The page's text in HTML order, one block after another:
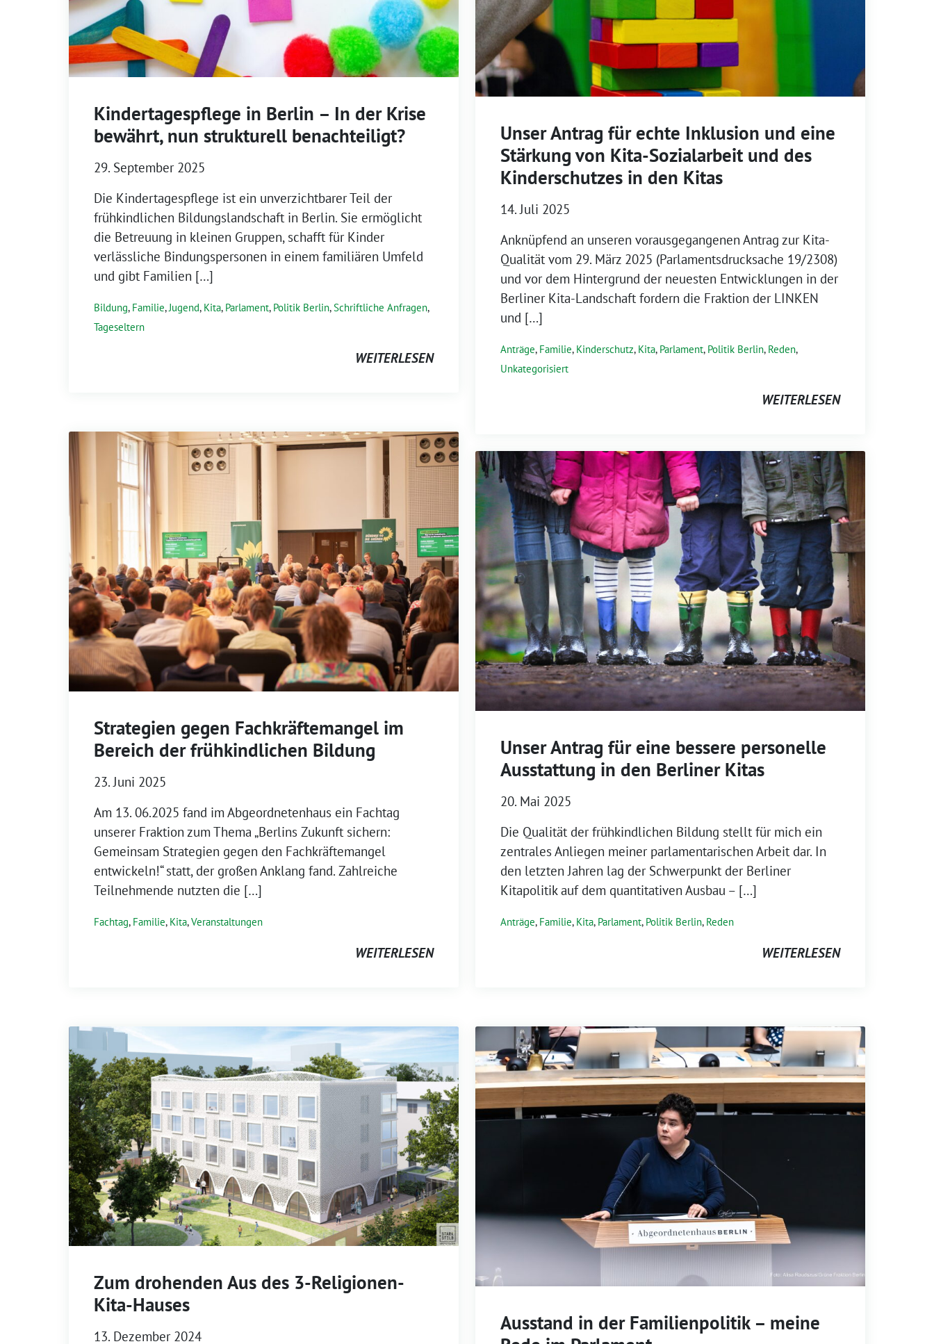
Kindertagespflege in Berlin – In der Krise
bewährt, nun strukturell benachteiligt?
29. September 2025
Die Kindertagespflege ist ein unverzichtbarer Teil der
frühkindlichen Bildungslandschaft in Berlin. Sie ermöglicht
die Betreuung in kleinen Gruppen, schafft für Kinder
verlässliche Bindungspersonen in einem familiären Umfeld
und gibt Familien […]
Bildung, Familie,Jugend, Kita, Parlament, Politik Berlin,Schriftliche Anfragen,
Tageseltern
WEITERLESEN
Unser Antrag für echte Inklusion und eine
Stärkung von Kita-Sozialarbeit und des
Kinderschutzes in den Kitas
14. Juli 2025
Anknüpfend an unseren vorausgegangenen Antrag zur Kita-
Qualität vom 29. März 2025 (Parlamentsdrucksache 19/2308)
und vor dem Hintergrund der neuesten Entwicklungen in der
Berliner Kita-Landschaft fordern die Fraktion der LINKEN
und […]
Anträge, Familie, Kinderschutz, Kita, Parlament, Politik Berlin, Reden,
Unkategorisiert
WEITERLESEN
Strategien gegen Fachkräftemangel im
Bereich der frühkindlichen Bildung
23. Juni 2025
Am 13. 06.2025 fand im Abgeordnetenhaus ein Fachtag
unserer Fraktion zum Thema „Berlins Zukunft sichern:
Gemeinsam Strategien gegen den Fachkräftemangel
entwickeln!“ statt, der großen Anklang fand. Zahlreiche
Teilnehmende nutzten die […]
Fachtag, Familie, Kita,Veranstaltungen
WEITERLESEN
Unser Antrag für eine bessere personelle
Ausstattung in den Berliner Kitas
20. Mai 2025
Die Qualität der frühkindlichen Bildung stellt für mich ein
zentrales Anliegen meiner parlamentarischen Arbeit dar. In
den letzten Jahren lag der Schwerpunkt der Berliner
Kitapolitik auf dem quantitativen Ausbau – […]
Anträge, Familie, Kita, Parlament, Politik Berlin, Reden
WEITERLESEN
Zum drohenden Aus des 3-Religionen-
Kita-Hauses
13. Dezember 2024
Ausstand in der Familienpolitik – meine